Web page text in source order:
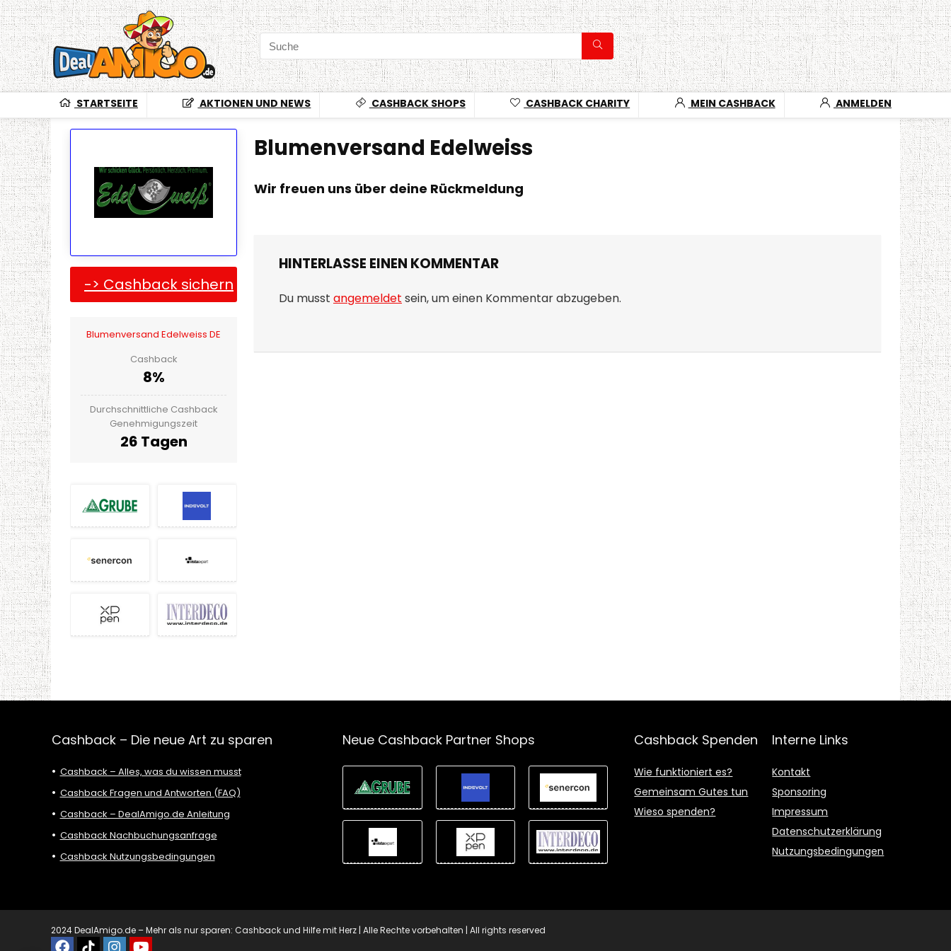
STARTSEITE AKTIONEN UND NEWS CASHBACK SHOPS CASHBACK CHARITY MEIN CASHBACK ANMELDEN
-> Cashback sichern
Blumenversand Edelweiss DE
Cashback
8%
Durchschnittliche Cashback
Genehmigungszeit
26 Tagen
Blumenversand Edelweiss
Wir freuen uns über deine Rückmeldung
HINTERLASSE EINEN KOMMENTAR
Du musst angemeldet sein, um einen Kommentar abzugeben.
Cashback – Die neue Art zu sparen
Cashback – Alles, was du wissen musst
Cashback Fragen und Antworten (FAQ)
Cashback – DealAmigo.de Anleitung
Cashback Nachbuchungsanfrage
Cashback Nutzungsbedingungen
Neue Cashback Partner Shops Cashback Spenden
Wie funktioniert es?
Gemeinsam Gutes tun
Wieso spenden?
Interne Links
Kontakt
Sponsoring
Impressum
Datenschutzerklärung
Nutzungsbedingungen
2024 DealAmigo.de – Mehr als nur sparen: Cashback und Hilfe mit Herz | Alle Rechte vorbehalten | All rights reserved